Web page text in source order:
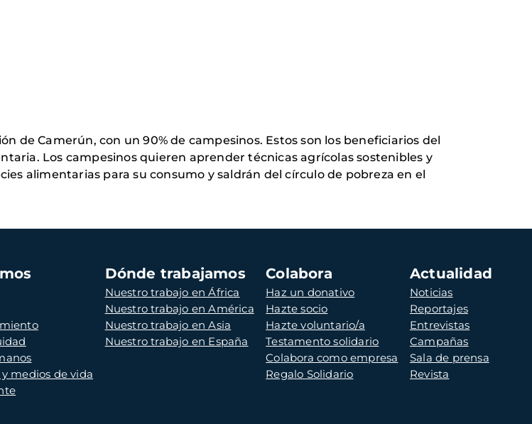
de Camerún, con un 90% de campesinos. Estos son los beneficiarios del
Los campesinos quieren aprender técnicas agrícolas sostenibles y
alimentarias para su consumo y saldrán del círculo de pobreza en el
medios de vida
Dónde trabajamos
Nuestro trabajo en África
Nuestro trabajo en América
Nuestro trabajo en Asia
Nuestro trabajo en España
Colabora
Haz un donativo
Hazte socio
Hazte voluntario/a
Testamento solidario
Colabora como empresa
Regalo Solidario
Actualidad
Noticias
Reportajes
Entrevistas
Campañas
Sala de prensa
Revista